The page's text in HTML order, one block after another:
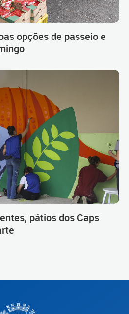
opções de passeio e
pátios dos Caps